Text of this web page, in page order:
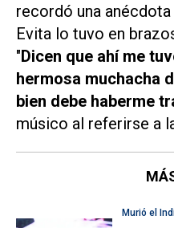
recordó una
Evita lo tuvo en
"Dicen que ahí me
hermosa muchacha
bien debe haberme
músico al referirse a
Murió el